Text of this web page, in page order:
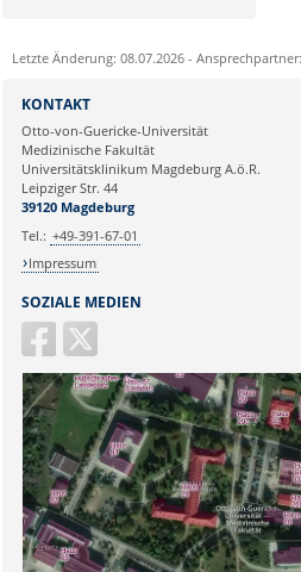
Letzte Änderung: 08.07.2026 - Ansprechpartner:
Ihre E-Mailadresse:
Ihr Anliegen:
SOZIALE MEDIEN
KONTAKT
Otto-von-Guericke-Universität
Medizinische Fakultät
Universitätsklinikum Magdeburg A.ö.R.
Leipziger Str. 44
39120 Magdeburg
Tel.: +49-391-67-01
Impressum